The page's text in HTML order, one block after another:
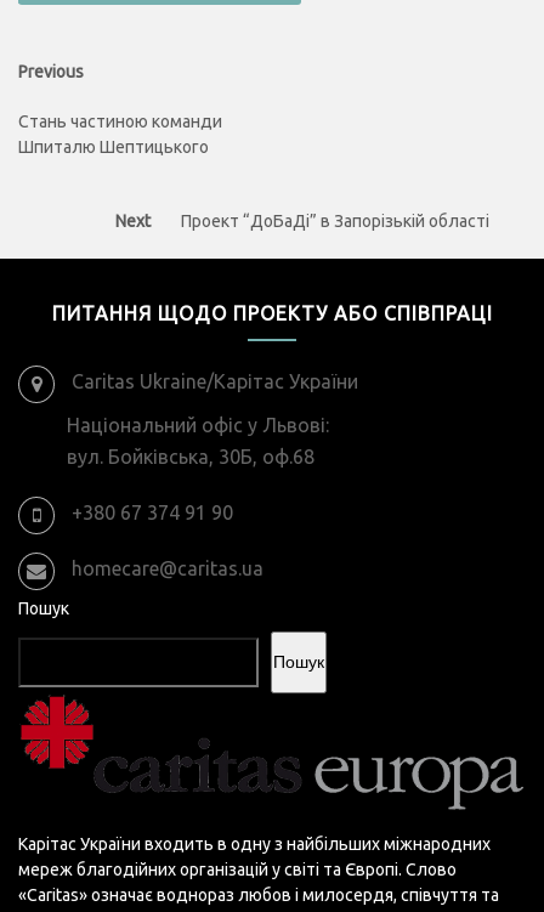
Навігація
записів
Previous
Previous
Стань частиною команди
Шпиталю Шептицького
Next
Next
Проект “ДоБаДі” в Запорізькій області
ПИТАННЯ ЩОДО ПРОЕКТУ АБО СПІВПРАЦІ
Caritas Ukraine/Карітас України
Національний офіс у Львові:
вул. Бойківська, 30Б, оф.68
+380 67 374 91 90
homecare@caritas.ua
Пошук
Пошук
Карітас України входить в одну з найбільших міжнародних
мереж благодійних організацій у світі та Європі. Слово
«Сaritas» означає воднораз любов і милосердя, співчуття та